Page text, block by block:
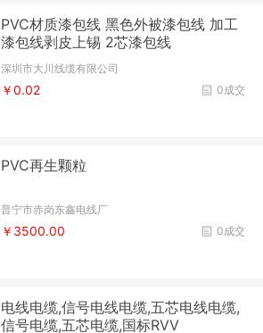
PVC材质漆包线 黑色外被漆包线 加工
漆包线剥皮上锡 2芯漆包线
深圳市大川线缆有限公司
0成交
￥0.02
PVC再生颗粒
普宁市赤岗东鑫电线厂
0成交
￥3500.00
电线电缆,信号电线电缆,五芯电线电缆,
信号电缆,五芯电缆,国标RVV